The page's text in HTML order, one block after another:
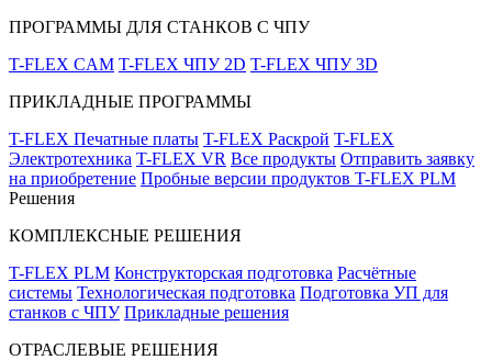
ПРОГРАММЫ ДЛЯ СТАНКОВ С ЧПУ
T-FLEX CAM T-FLEX ЧПУ 2D T-FLEX ЧПУ 3D
ПРИКЛАДНЫЕ ПРОГРАММЫ
T-FLEX Печатные платы T-FLEX Раскрой T-FLEX
Электротехника T-FLEX VR Все продукты Отправить заявку
на приобретение Пробные версии продуктов T-FLEX PLM
Решения
КОМПЛЕКСНЫЕ РЕШЕНИЯ
T-FLEX PLM Конструкторская подготовка Расчётные
системы Технологическая подготовка Подготовка УП для
станков с ЧПУ Прикладные решения
ОТРАСЛЕВЫЕ РЕШЕНИЯ